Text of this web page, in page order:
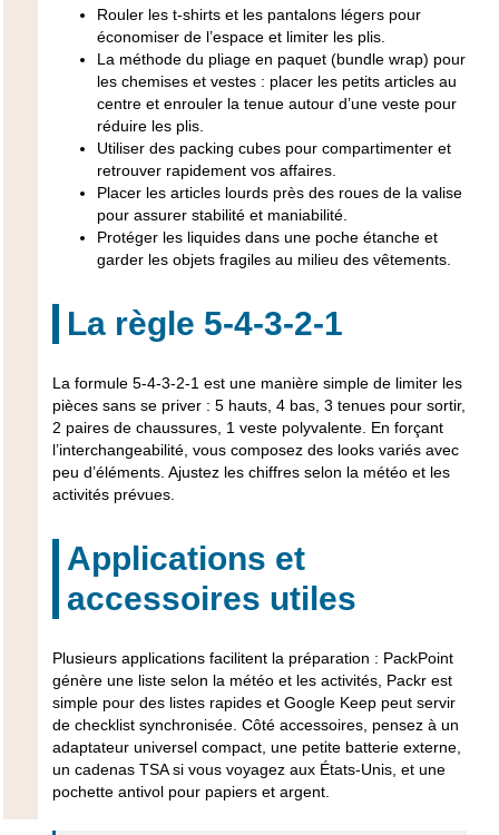
Rouler les t-shirts et les pantalons légers pour
économiser de l’espace et limiter les plis.
La méthode du pliage en paquet (bundle wrap) pour
les chemises et vestes : placer les petits articles au
centre et enrouler la tenue autour d’une veste pour
réduire les plis.
Utiliser des packing cubes pour compartimenter et
retrouver rapidement vos affaires.
Placer les articles lourds près des roues de la valise
pour assurer stabilité et maniabilité.
Protéger les liquides dans une poche étanche et
garder les objets fragiles au milieu des vêtements.
La règle 5-4-3-2-1
La formule 5-4-3-2-1 est une manière simple de limiter les
pièces sans se priver : 5 hauts, 4 bas, 3 tenues pour sortir,
2 paires de chaussures, 1 veste polyvalente. En forçant
l’interchangeabilité, vous composez des looks variés avec
peu d’éléments. Ajustez les chiffres selon la météo et les
activités prévues.
Applications et
accessoires utiles
Plusieurs applications facilitent la préparation : PackPoint
génère une liste selon la météo et les activités, Packr est
simple pour des listes rapides et Google Keep peut servir
de checklist synchronisée. Côté accessoires, pensez à un
adaptateur universel compact, une petite batterie externe,
un cadenas TSA si vous voyagez aux États-Unis, et une
pochette antivol pour papiers et argent.